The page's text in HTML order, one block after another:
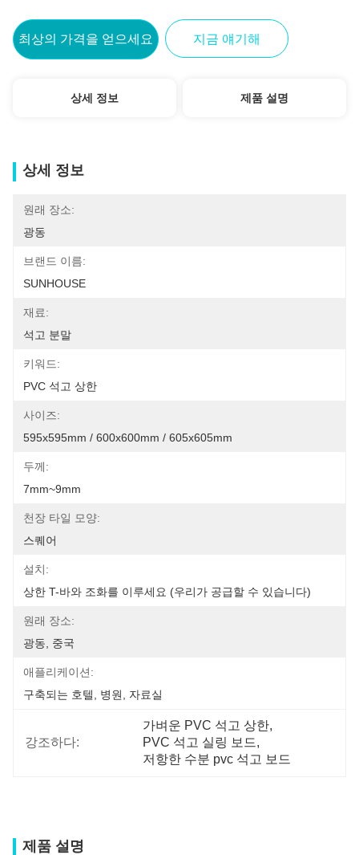
최상의 가격을 얻으세요 지금 얘기해
상세 정보 제품 설명
상세 정보
원래 장소:
광동
브랜드 이름:
SUNHOUSE
재료:
석고 분말
키워드:
PVC 석고 상한
사이즈:
595x595mm / 600x600mm / 605x605mm
두께:
7mm~9mm
천장 타일 모양:
스퀘어
설치:
상한 T-바와 조화를 이루세요 (우리가 공급할 수 있습니다)
원래 장소:
광동, 중국
애플리케이션:
구축되는 호텔, 병원, 자료실
강조하다:
가벼운 PVC 석고 상한,
PVC 석고 실링 보드,
저항한 수분 pvc 석고 보드
제품 설명